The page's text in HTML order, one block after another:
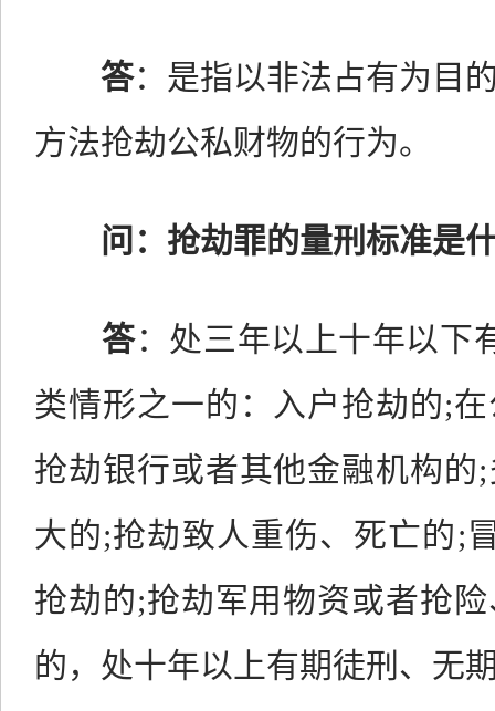
答：是指以非法占有为目
方法抢劫公私财物的行为。
问：抢劫罪的量刑标准是
答：处三年以上十年以下
类情形之一的：入户抢劫的;
抢劫银行或者其他金融机构的
大的;抢劫致人重伤、死亡的;
抢劫的;抢劫军用物资或者抢
的，处十年以上有期徒刑、无